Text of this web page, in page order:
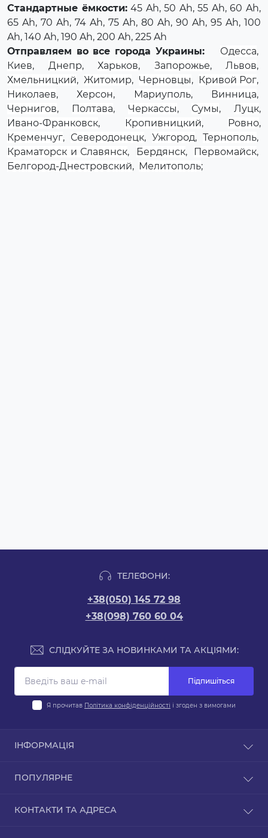
Стандартные ёмкости:45 Ah, 50 Ah, 55 Ah, 60 Ah,
65 Ah, 70 Ah, 74 Ah, 75 Ah, 80 Ah, 90 Ah, 95 Ah, 100
Ah, 140 Ah, 190 Ah, 200 Ah, 225 Ah
Отправляем во все города Украины:
Одесса,
Киев, Днепр, Харьков, Запорожье, Львов,
Хмельницкий, Житомир, Черновцы, Кривой Рог,
Николаев, Херсон, Мариуполь, Винница,
Чернигов, Полтава, Черкассы, Сумы, Луцк,
Ивано-Франковск, Кропивницкий, Ровно,
Кременчуг, Северодонецк, Ужгород, Тернополь,
Краматорск и Славянск, Бердянск, Первомайск,
Белгород-Днестровский, Мелитополь;
ТЕЛЕФОНИ:
+38(050) 145 72 98
+38(098) 760 60 04
СЛІДКУЙТЕ ЗА НОВИНКАМИ ТА АКЦІЯМИ:
Підпишіться
Я прочитав Політика конфіденційності і згоден з вимогами
ІНФОРМАЦІЯ
Доставка
Повернення / Обмін
ПОПУЛЯРНЕ
Акумулятори для легкових авто
КОНТАКТИ ТА АДРЕСА